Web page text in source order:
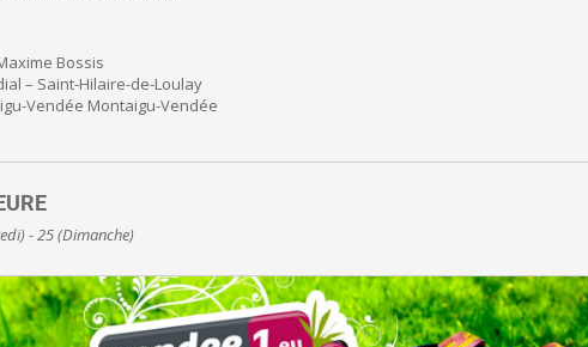
Bossis
– Saint-Hilaire-de-Loulay
Vendée Montaigu-Vendée
- 25 (Dimanche)